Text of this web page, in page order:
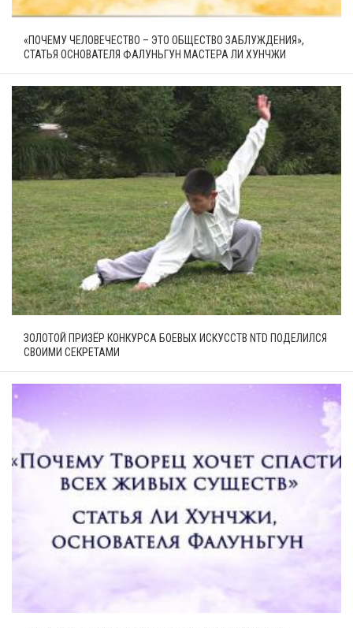
«ПОЧЕМУ ЧЕЛОВЕЧЕСТВО – ЭТО ОБЩЕСТВО ЗАБЛУЖДЕНИЯ»,
СТАТЬЯ ОСНОВАТЕЛЯ ФАЛУНЬГУН МАСТЕРА ЛИ ХУНЧЖИ
ЗОЛОТОЙ ПРИЗЁР КОНКУРСА БОЕВЫХ ИСКУССТВ NTD ПОДЕЛИЛСЯ
СВОИМИ СЕКРЕТАМИ